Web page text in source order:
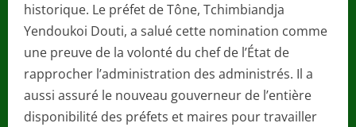
historique. Le préfet de Tône, Tchimbiandja
Yendoukoi Douti, a salué cette nomination comme
une preuve de la volonté du chef de l’État de
rapprocher l’administration des administrés. Il a
aussi assuré le nouveau gouverneur de l’entière
disponibilité des préfets et maires pour travailler